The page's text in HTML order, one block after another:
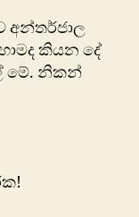
අන්තර්ජාල
කියන දේ
මේ. නිකන්